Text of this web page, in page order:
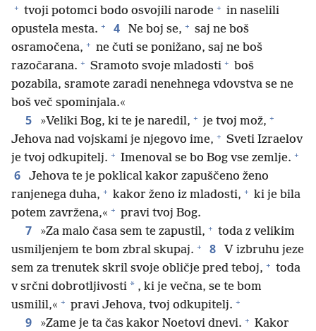
+ tvoji potomci bodo osvojili narode + in naselili
opustela mesta. + 4 Ne boj se, + saj ne boš
osramočena, + ne čuti se ponižano, saj ne boš
razočarana. + Sramoto svoje mladosti + boš
pozabila, sramote zaradi nenehnega vdovstva se ne
boš več spominjala.«
5 »Veliki Bog, ki te je naredil, + je tvoj mož, +
Jehova nad vojskami je njegovo ime, + Sveti Izraelov
je tvoj odkupitelj. + Imenoval se bo Bog vse zemlje. +
6
Jehova te je poklical kakor zapuščeno ženo
ranjenega duha, + kakor ženo iz mladosti, + ki je bila
potem zavržena,« + pravi tvoj Bog.
7 »Za malo časa sem te zapustil, + toda z velikim
usmiljenjem te bom zbral skupaj. + 8
V izbruhu jeze
sem za trenutek skril svoje obličje pred teboj, + toda
v srčni dobrotljivosti * , ki je večna, se te bom
usmilil,« + pravi Jehova, tvoj odkupitelj. +
9 »Zame je ta čas kakor Noetovi dnevi. + Kakor